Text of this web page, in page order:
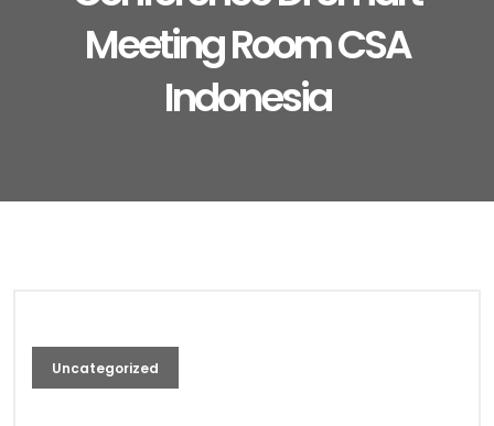
Meeting Room CSA
Indonesia
Uncategorized